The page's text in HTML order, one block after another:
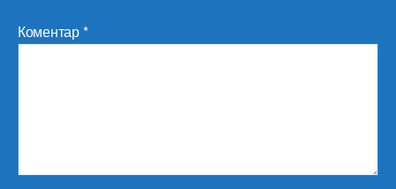
Коментар*